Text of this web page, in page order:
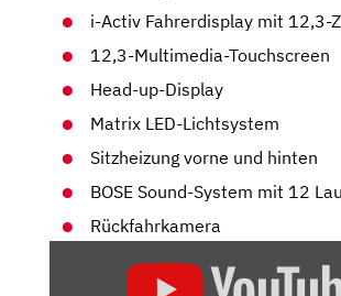
i-Ac­tiv Fahrerdis­play mit 12,3-
12,3-Multimedia-Touchscreen
Head-up-Display
Ma­trix LED-Licht­sys­tem
Sitzheizung vorne und hinten
BOSE Sound-System mit 12
Rückfahrkamera